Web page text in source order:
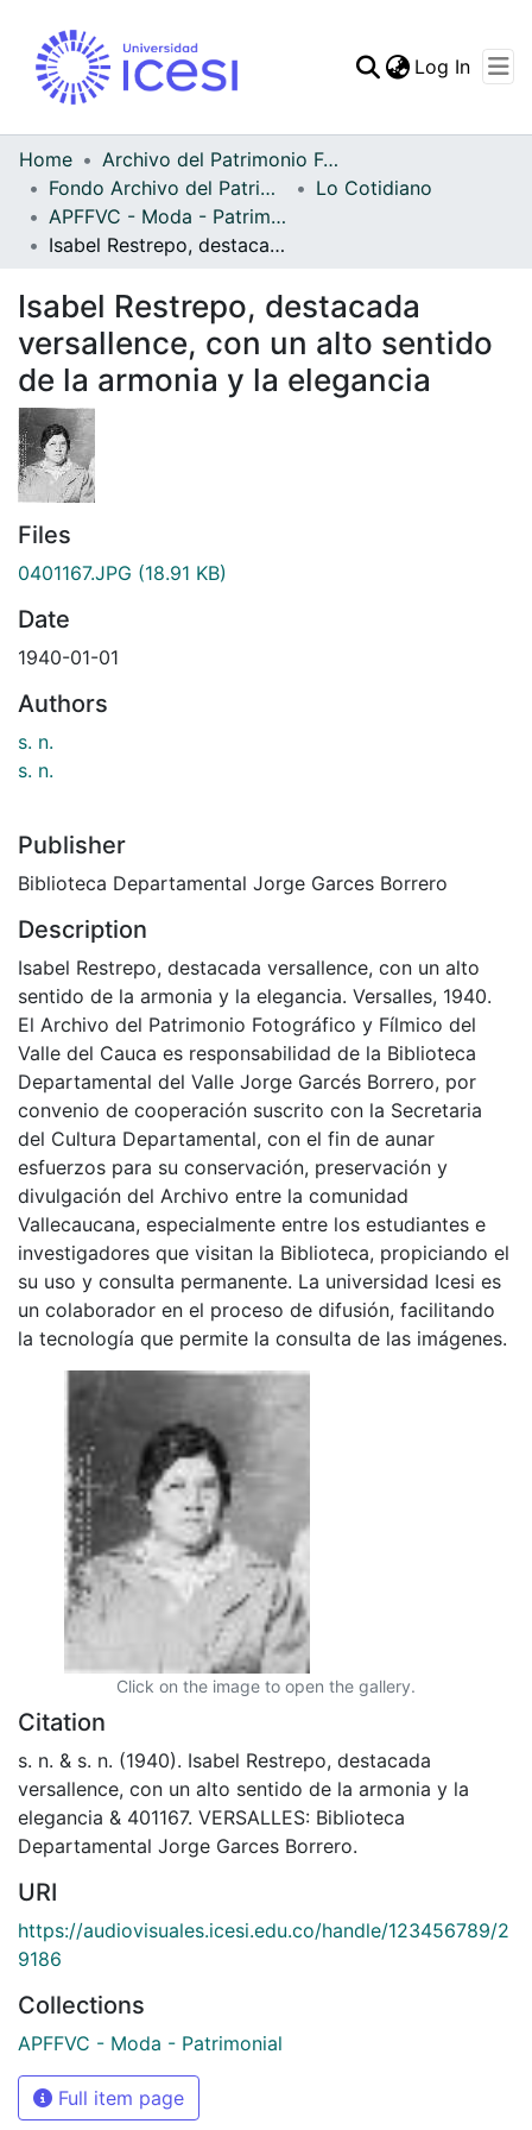
Statistics
Log In
Home
Archivo del Patrimonio Fotográfico y Fílmico del Valle del Cauca
Fondo Archivo del Patrimonio Fotográfico y Fílmico del Valle del Cauca
Lo Cotidiano
APFFVC - Moda - Patrimonial
Isabel Restrepo, destacada versallence, con un alto sentido de la armonia y la elegancia
Isabel Restrepo, destacada
versallence, con un alto sentido
de la armonia y la elegancia
Files
0401167.JPG (18.91 KB)
Date
1940-01-01
Authors
s. n.
s. n.
Publisher
Biblioteca Departamental Jorge Garces Borrero
Description
Isabel Restrepo, destacada versallence, con un alto
sentido de la armonia y la elegancia. Versalles, 1940.
El Archivo del Patrimonio Fotográfico y Fílmico del
Valle del Cauca es responsabilidad de la Biblioteca
Departamental del Valle Jorge Garcés Borrero, por
convenio de cooperación suscrito con la Secretaria
del Cultura Departamental, con el fin de aunar
esfuerzos para su conservación, preservación y
divulgación del Archivo entre la comunidad
Vallecaucana, especialmente entre los estudiantes e
investigadores que visitan la Biblioteca, propiciando el
su uso y consulta permanente. La universidad Icesi es
un colaborador en el proceso de difusión, facilitando
la tecnología que permite la consulta de las imágenes.
Click on the image to open the gallery.
Citation
s. n. & s. n. (1940). Isabel Restrepo, destacada
versallence, con un alto sentido de la armonia y la
elegancia & 401167. VERSALLES: Biblioteca
Departamental Jorge Garces Borrero.
URI
https://audiovisuales.icesi.edu.co/handle/123456789/2
9186
Collections
APFFVC - Moda - Patrimonial
Full item page